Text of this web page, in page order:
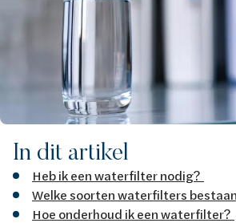
In dit artikel
Heb ik een waterfilter nodig?
Welke soorten waterfilters
Hoe onderhoud ik een waterfilter?